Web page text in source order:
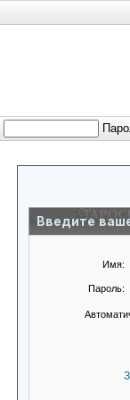
Введите
Имя:
Пароль: